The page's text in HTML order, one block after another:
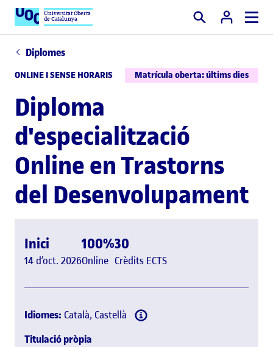
Universitat Oberta
de Catalunya Cercar
Diplomes
ONLINE I SENSE HORARIS Matrícula oberta: últims dies
Diploma
d'especialització
Online en Trastorns
del Desenvolupament
Inici
14 d’oct. 2026
100%
Online
30
Crèdits ECTS
Idiomes: Català, Castellà
Titulació pròpia